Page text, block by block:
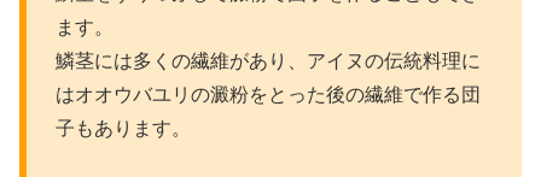
ます。
鱗茎には多くの繊維があり、アイヌの伝統料理に
はオオウバユリの澱粉をとった後の繊維で作る団
子もあります。